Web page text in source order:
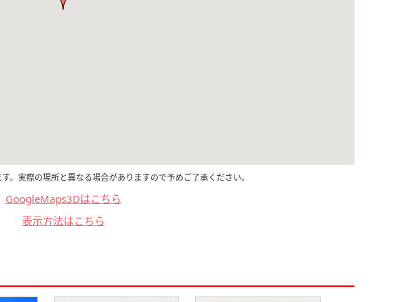
実際の場所と異なる場合がありますので予めご了承ください。
GoogleMaps3Dはこちら
表示方法はこちら